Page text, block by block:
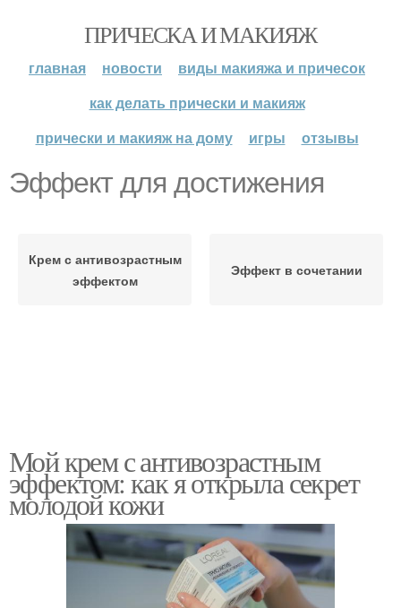
ПРИЧЕСКА И МАКИЯЖ
главная новости
виды макияжа и причесок
как делать прически и макияж
прически и макияж на дому
игры отзывы
Эффект для достижения
Крем с антивозрастным
эффектом
Эффект в сочетании
Мой крем с антивозрастным
эффектом: как я открыла секрет
молодой кожи